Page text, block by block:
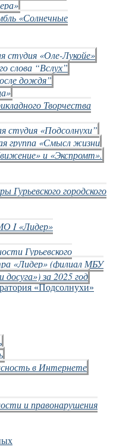
«Солнечные
студия «Оле-Лукойе»
слова “Вслух”
дождя”
Творчества
студия «Подсолнухи”
группа «Смысл жизни
и «Экспромт».
Гурьевского городского
I «Лидер»
Гурьевского
«Лидер» (филиал МБУ
за 2025 год
«Подсолнухи»
в Интернете
и правонарушения